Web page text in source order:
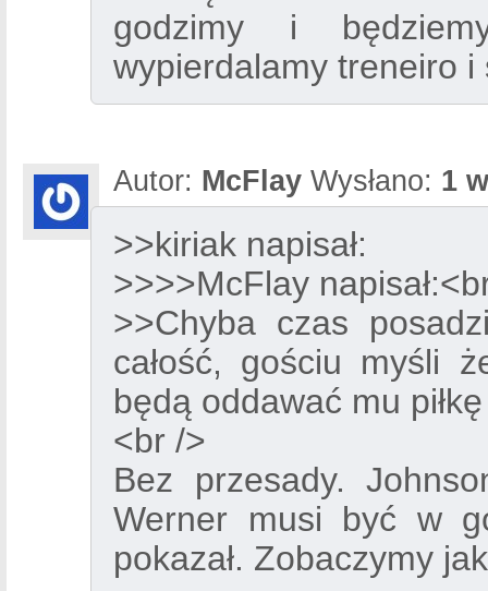
godzimy i
wypierdalamy treneiro
Autor: McFlay Wysłano: 1
>>kiriak napisał:
>>>>McFlay
>>Chyba czas
całość, gościu myśli
będą oddawać mu
<br />
Bez przesady.
Werner musi być w
pokazał. Zobaczymy